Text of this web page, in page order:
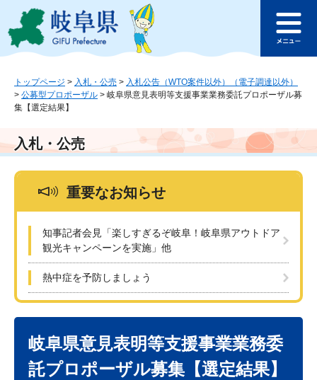
ジ
ュ
本
文
このページの本文へ
ュ
トップページ > 入札・公売 > 入札公告（WTO案件以外）（電子調達以外）
> 公募型プロポーザル > 岐阜県意見表明等支援事業業務委託プロポーザル募
集【選定結果】
入札・公売
重要なお知らせ
知事記者会見「楽しすぎるぞ岐阜！岐阜県アウトドア
観光キャンペーンを実施」他
熱中症を予防しましょう
岐阜県意見表明等支援事業業務委
託プロポーザル募集【選定結果】